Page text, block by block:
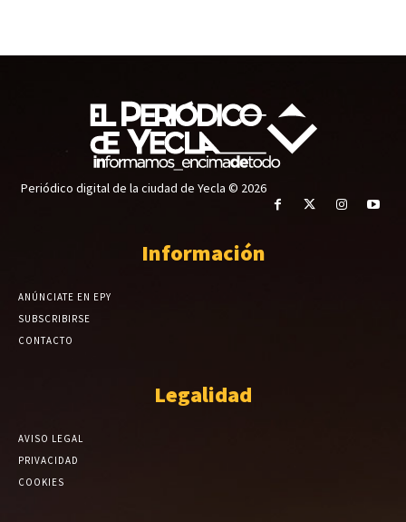
Periódico digital de la ciudad de Yecla © 2026
Información
ANÚNCIATE EN EPY
SUBSCRIBIRSE
CONTACTO
Legalidad
AVISO LEGAL
PRIVACIDAD
COOKIES